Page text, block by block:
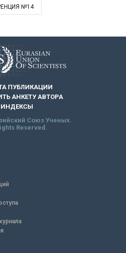
№14
ПУБЛИКАЦИИ
АНКЕТУ АВТОРА
ИНДЕКСЫ
Союз Ученых.
Reserved.